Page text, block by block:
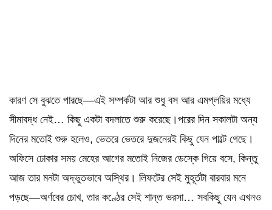
কারণ সে বুঝতে পারছে—এই সম্পর্কটা আর শুধু বস আর এমপ্লয়ির মধ্যে
সীমাবদ্ধ নেই… কিছু একটা বদলাতে শুরু করেছে।পরের দিন সকালটা অন্য
দিনের মতোই শুরু হলেও, ভেতরে ভেতরে দুজনেরই কিছু যেন পাল্টে গেছে।
অফিসে ঢোকার সময় মেহের আগের মতোই নিজের ডেস্কে গিয়ে বসে, কিন্তু
আজ তার মনটা অদ্ভুতভাবে অস্থির। লিফটের সেই মুহূর্তটা বারবার মনে
পড়ছে—অর্ণবের চোখ, তার কণ্ঠের সেই শান্ত ভরসা… সবকিছু যেন এখনও